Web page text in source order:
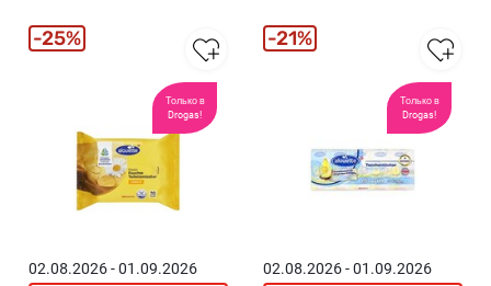
Только в
Drogas!
02.08.2026 - 01.09.2026
25%
Только в
Drogas!
02.08.2026 - 01.09.2026
21%